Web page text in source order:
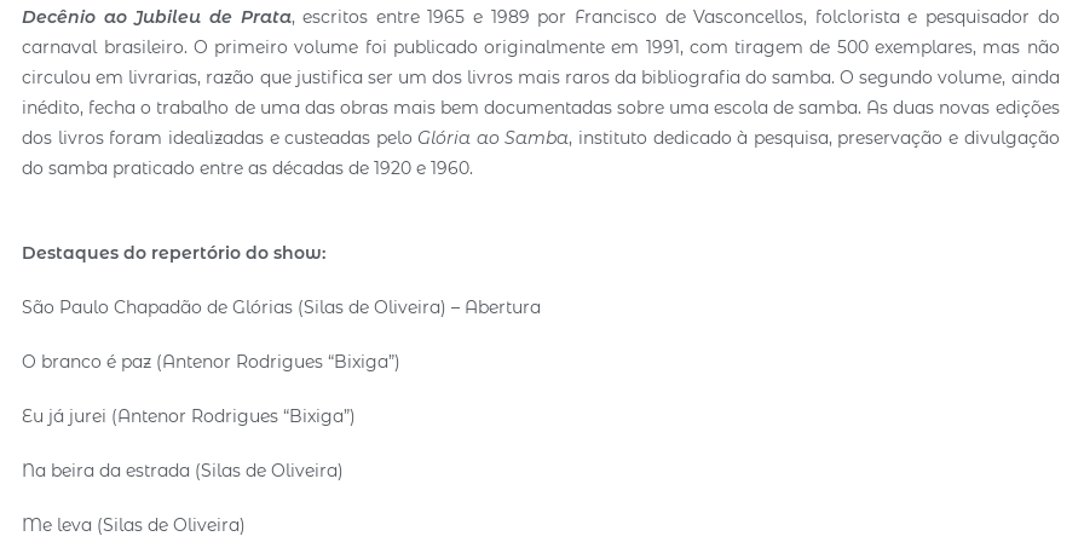
Decênio ao Jubileu de Prata, escritos entre 1965 e 1989 por Francisco de Vasconcellos, folclorista e pesquisador do
carnaval brasileiro. O primeiro volume foi publicado originalmente em 1991, com tiragem de 500 exemplares, mas não
circulou em livrarias, razão que justifica ser um dos livros mais raros da bibliografia do samba. O segundo volume, ainda
inédito, fecha o trabalho de uma das obras mais bem documentadas sobre uma escola de samba. As duas novas edições
dos livros foram idealizadas e custeadas pelo Glória ao Samba, instituto dedicado à pesquisa, preservação e divulgação
do samba praticado entre as décadas de 1920 e 1960.
Destaques do repertório do show:
São Paulo Chapadão de Glórias (Silas de Oliveira) – Abertura
O branco é paz (Antenor Rodrigues “Bixiga”)
Eu já jurei (Antenor Rodrigues “Bixiga”)
Na beira da estrada (Silas de Oliveira)
Me leva (Silas de Oliveira)